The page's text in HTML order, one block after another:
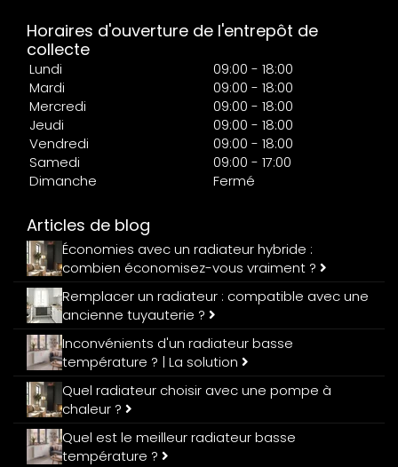
Horaires d'ouverture de l'entrepôt de
collecte
Lundi
09:00 - 18:00
Mardi
09:00 - 18:00
Mercredi
09:00 - 18:00
Jeudi
09:00 - 18:00
Vendredi
09:00 - 18:00
Samedi
09:00 - 17:00
Dimanche
Fermé
Articles de blog
Économies avec un radiateur hybride :
combien économisez-vous vraiment ?
Remplacer un radiateur : compatible avec une
ancienne tuyauterie ?
Inconvénients d'un radiateur basse
température ? | La solution
Quel radiateur choisir avec une pompe à
chaleur ?
Quel est le meilleur radiateur basse
température ?